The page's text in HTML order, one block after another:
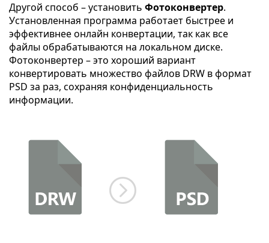
Другой способ – установить Фотоконвертер.
Установленная программа работает быстрее и
эффективнее онлайн конвертации, так как все
файлы обрабатываются на локальном диске.
Фотоконвертер – это хороший вариант
конвертировать множество файлов DRW в формат
PSD за раз, сохраняя конфиденциальность
информации.